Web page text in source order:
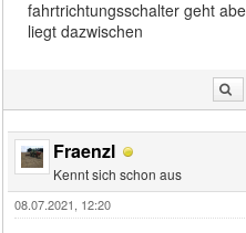
fahrtrichtungsschalter geht
liegt dazwischen
Fraenzl
Kennt sich schon aus
08.07.2021, 12:20